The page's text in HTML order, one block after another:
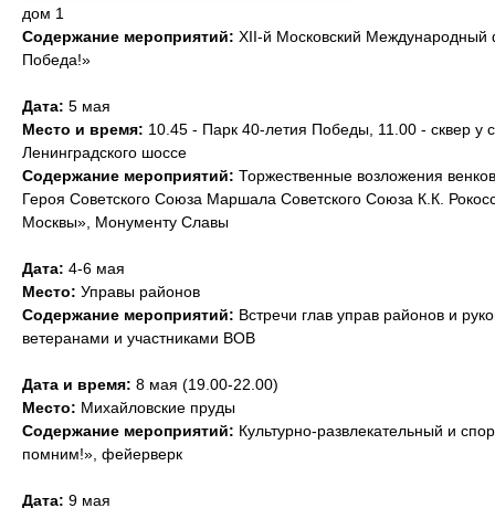
дом 1
Содержание мероприятий: XII-й Московский Международный
Победа!»
Дата: 5 мая
Место и время: 10.45 - Парк 40-летия Победы, 11.00 - сквер у
Ленинградского шоссе
Содержание мероприятий: Торжественные возложения
Героя Советского Союза Маршала Советского Союза К.К.
Москвы», Монументу Славы
Дата: 4-6 мая
Место: Управы районов
Содержание мероприятий: Встречи глав управ районов и
ветеранами и участниками ВОВ
Дата и время: 8 мая (19.00-22.00)
Место: Михайловские пруды
Содержание мероприятий: Культурно-развлекательный и
помним!», фейерверк
Дата: 9 мая